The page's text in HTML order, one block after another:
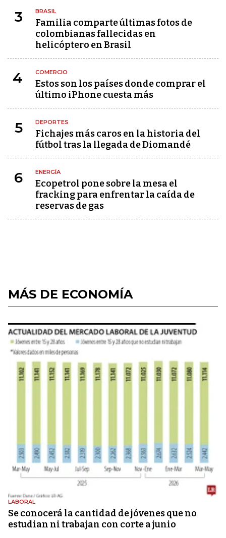
3 BRASIL
Familia comparte últimas fotos de
colombianas fallecidas en
helicóptero en Brasil
4 COMERCIO
Estos son los países donde comprar el
último iPhone cuesta más
5 DEPORTES
Fichajes más caros en la historia del
fútbol tras la llegada de Diomandé
6 ENERGÍA
Ecopetrol pone sobre la mesa el
fracking para enfrentar la caída de
reservas de gas
MÁS DE ECONOMÍA
LABORAL
Se conocerá la cantidad de jóvenes que no
estudian ni trabajan con corte a junio